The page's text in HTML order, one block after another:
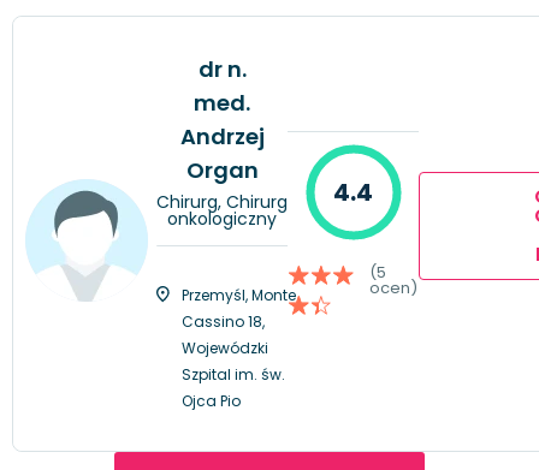
dr n.
med.
Andrzej
Organ
Chirurg, Chirurg
onkologiczny
Przemyśl, Monte
Cassino 18,
Wojewódzki
Szpital im. św.
Ojca Pio
4.4
(5
ocen)